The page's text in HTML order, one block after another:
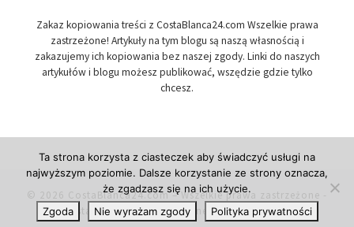
Zakaz kopiowania treści z CostaBlanca24.com Wszelkie prawa
zastrzeżone! Artykuły na tym blogu są naszą własnością i
zakazujemy ich kopiowania bez naszej zgody. Linki do naszych
artykułów i blogu możesz publikować, wszędzie gdzie tylko
chcesz.
© 2026 CostaBlanca24.com– Wszelkie prawa zastrzeżone -
Costa Blanca w Hiszpanii, newsy i informacje.
Ta strona korzysta z ciasteczek aby świadczyć usługi na
najwyższym poziomie. Dalsze korzystanie ze strony oznacza,
że zgadzasz się na ich użycie.
Zgoda
Nie wyrażam zgody Polityka prywatności